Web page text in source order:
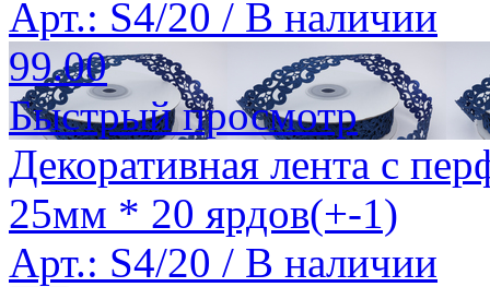
Арт.: S4/20 / В наличии
99.00
Быстрый просмотр
Декоративная лента с
25мм * 20 ярдов(+-1)
Арт.: S4/20 / В наличии